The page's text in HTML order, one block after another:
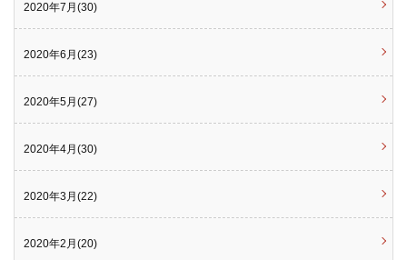
2020年7月(30)
2020年6月(23)
2020年5月(27)
2020年4月(30)
2020年3月(22)
2020年2月(20)